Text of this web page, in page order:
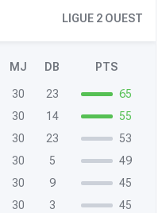
LIGUE 2 OUEST
MJ DB PTS
30 23
65
30 14
55
30 23
53
30 5
49
30 9
45
30 3
45